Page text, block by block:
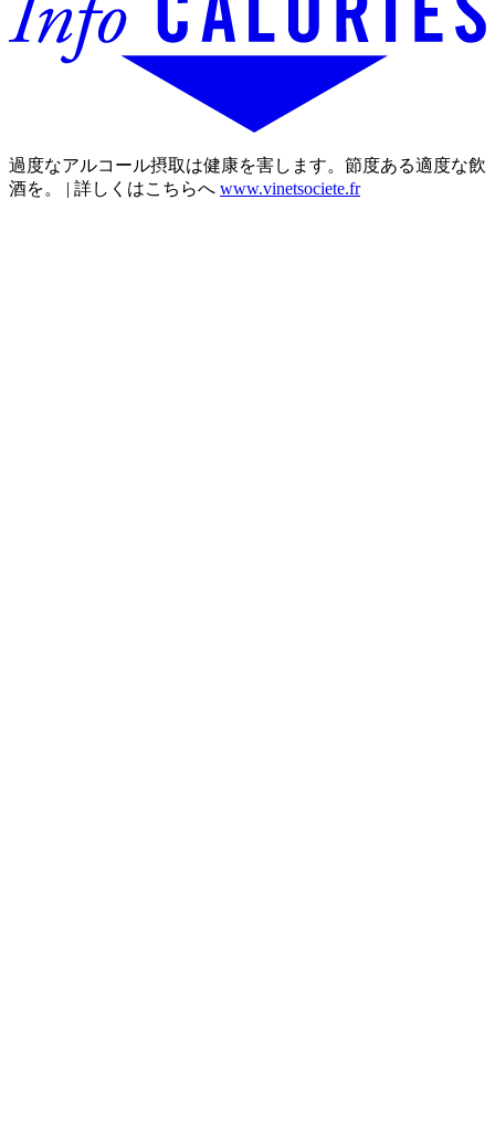
過度なアルコール摂取は健康を害します。節度ある適度な飲
酒を。 | 詳しくはこちらへ www.vinetsociete.fr